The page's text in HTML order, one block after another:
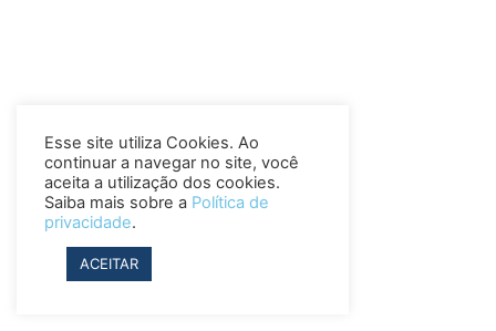
Esse site utiliza Cookies. Ao
continuar a navegar no site, você
aceita a utilização dos cookies.
Saiba mais sobre a Política de
privacidade.
ACEITAR